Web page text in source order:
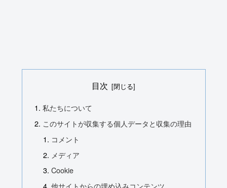
目次
私たちについて
このサイトが収集する個人データと収集の理由
コメント
メディア
Cookie
他サイトからの埋め込みコンテンツ